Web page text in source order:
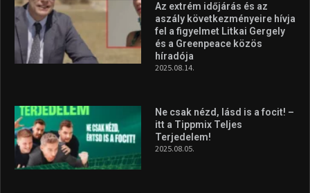
Az extrém időjárás és az
aszály következményeire hívja
fel a figyelmet Litkai Gergely
és a Greenpeace közös
híradója
2025.08.14.
Ne csak nézd, lásd is a focit! –
itt a Tippmix Teljes
Terjedelem!
2025.08.05.